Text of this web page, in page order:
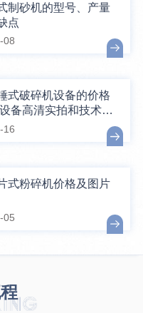
制砂机的型号、产量
点
08
式破碎机设备的价格
备高清实拍和技术参
16
式粉碎机价格及图片
05